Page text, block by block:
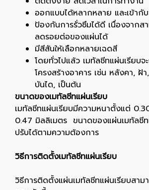
ออกแบบได้หลากหลาย และเข้ากั
ป้องกันการรั่วซึมได้ดี เนื่องจากส
ลดรอยต่อของแผ่นได้
มีสีสันให้เลือกหลายเฉดสี
โดยทั่วไปแล้ว เมทัลชีทแผ่นเรียบจ
โครงสร้างอาคาร เช่น หลังคา, ฝ้
บันได, เป็นต้น
ขนาดของเมทัลชีทแผ่นเรียบ
เมทัลชีทแผ่นเรียบมีความหนาตั้งแต่
0.47 มิลลิเมตร ขนาดของแผ่นเมทัลชีท
ปรับได้ตามความต้องการ
วิธีการติดตั้งเมทัลชีทแผ่นเรียบ
วิธีการติดตั้งแผ่นเมทัลชีทแผ่นเรียบสาม